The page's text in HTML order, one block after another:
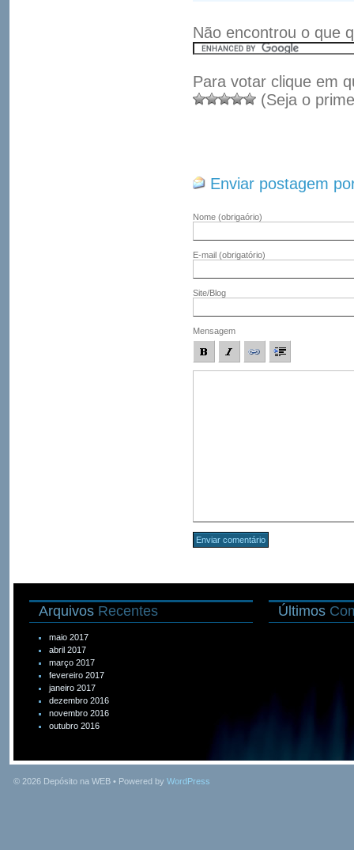
Não encontrou o que
Para votar clique em
(Seja o
Enviar postagem
Nome (obrigaório)
E-mail (obrigatório)
Site/Blog
Mensagem
Arquivos Recentes
maio 2017
abril 2017
março 2017
fevereiro 2017
janeiro 2017
dezembro 2016
novembro 2016
outubro 2016
Últimos
© 2026 Depósito na WEB • Powered by WordPress